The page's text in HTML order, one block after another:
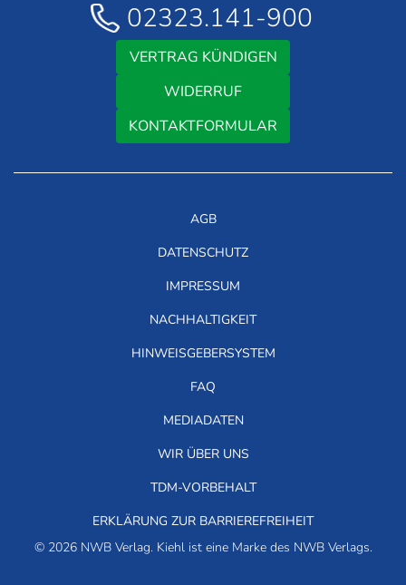
02323.141-900
VERTRAG KÜNDIGEN
WIDERRUF
KONTAKTFORMULAR
© 2026 NWB Verlag. Kiehl ist eine Marke des NWB Verlags.
AGB
DATENSCHUTZ
IMPRESSUM
NACHHALTIGKEIT
HINWEISGEBERSYSTEM
FAQ
MEDIADATEN
WIR ÜBER UNS
TDM-VORBEHALT
ERKLÄRUNG ZUR BARRIEREFREIHEIT